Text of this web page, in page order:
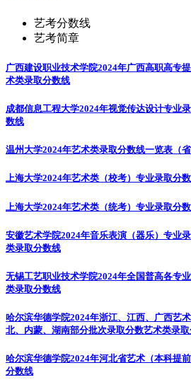
艺考分数线
艺考简章
广西建设职业技术学院2024年广西高职高专
术类录取分数线
成都信息工程大学2024年视觉传达设计专业
数线
温州大学2024年艺术类录取分数线一览表（省
上海大学2024年艺术类（校考）专业录取分
上海大学2024年艺术类（统考）专业录取分
安徽艺术学院2024年音乐表演（器乐）专业
类录取分数线
无锡工艺职业技术学院2024年全国普高各专
类录取分数线
哈尔滨华德学院2024年浙江、江西、广西艺
北、内蒙、湖南部分批次录取分数艺术类录
哈尔滨华德学院2024年河北省艺术（本科提
分数线